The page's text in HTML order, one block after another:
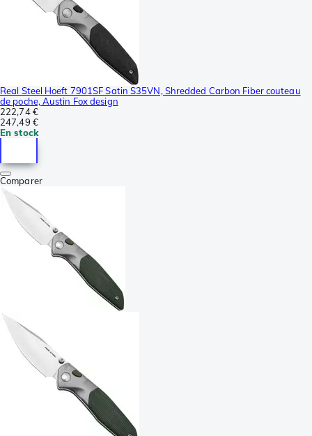
Real Steel Hoeft 7901SF Satin S35VN, Shredded Carbon Fiber couteau
de poche, Austin Fox design
222,74 €
247,49 €
En stock
Comparer